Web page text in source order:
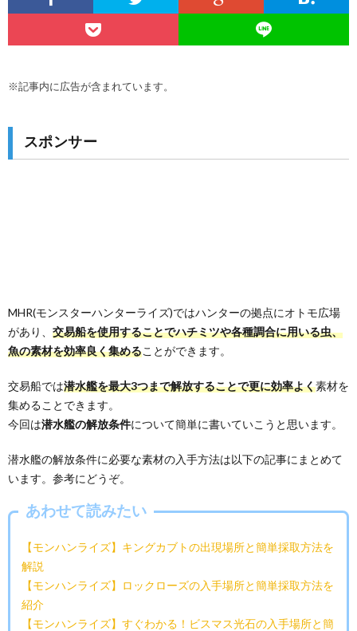
※記事内に広告が含まれています。
スポンサー
MHR(モンスターハンターライズ)ではハンターの拠点にオトモ広場
があり、 交易船を使用することでハチミツや各種調合に用いる虫、
魚の素材を効率良く集めることができます。
交易船では潜水艦を最大3つまで解放することで更に効率よく素材を
集めることできます。
今回は潜水艦の解放条件について簡単に書いていこうと思います。
潜水艦の解放条件に必要な素材の入手方法は以下の記事にまとめて
います。参考にどうぞ。
あわせて読みたい
【モンハンライズ】キングカブトの出現場所と簡単採取方法を
解説
【モンハンライズ】ロックローズの入手場所と簡単採取方法を
紹介
【モンハンライズ】すぐわかる！ビスマス光石の入手場所と簡